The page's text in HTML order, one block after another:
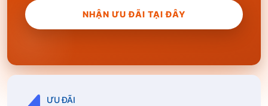
NHẬN ƯU ĐÃI TẠI ĐÂY
ƯU ĐÃI